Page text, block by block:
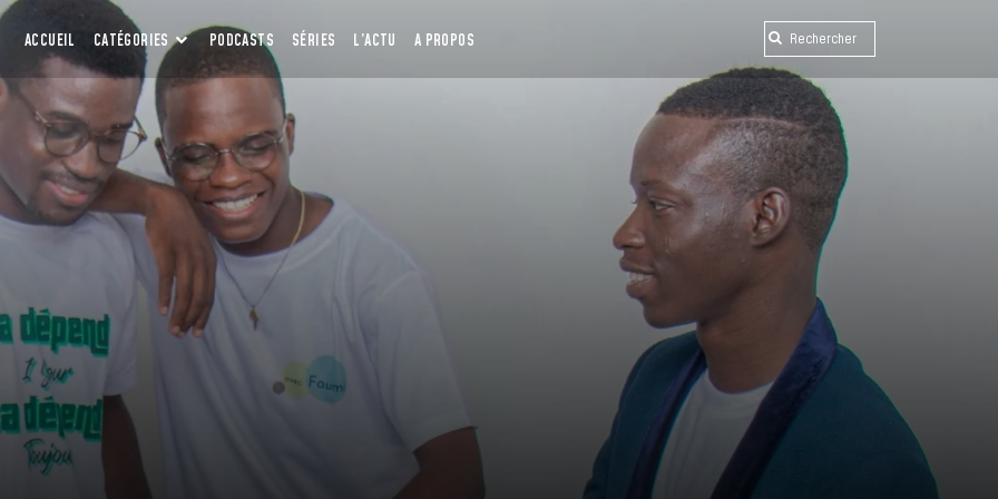
ACCUEIL CATÉGORIES PODCASTS SÉRIES L’ACTU A PROPOS